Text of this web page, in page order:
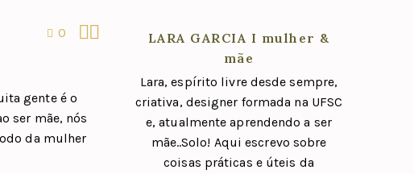
0 
gente é o
ser mãe, nós
da mulher
LARA GARCIA I mulher &
mãe
Lara, espírito livre desde sempre,
criativa, designer formada na UFSC
e, atualmente aprendendo a ser
mãe..Solo! Aqui escrevo sobre
coisas práticas e úteis da